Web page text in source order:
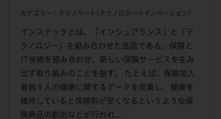
カテゴリー：テクノベート(テクノロジー×イノベーション)
インステックとは、「インシュアランス」と「テ
クノロジー」を組み合わせた造語である。保険と
IT技術を組み合わせ、新しい保険サービスを生み
出す取り組みのことを指す。 たとえば、保険加入
者個々人の健康に関するデータを収集し、健康を
維持していると保険料が安くなるというような保
険商品の創出などが行われ...